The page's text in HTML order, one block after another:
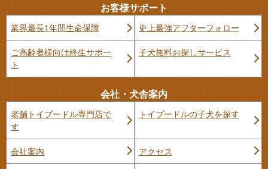
お客様サポート
業界最長1年間生命保障 史上最強アフターフォロー
ご高齢者様向け終生サポー
ト
子犬無料お探しサービス
会社・犬舎案内
老舗トイプードル専門店で
す
トイプードルの子犬を探す
会社案内 アクセス